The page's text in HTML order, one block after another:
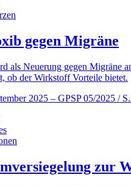
gegen Migräne
als Neuerung gegen Migräne
ob der Wirkstoff Vorteile bietet.
2025 – GPSP 05/2025 /
zur